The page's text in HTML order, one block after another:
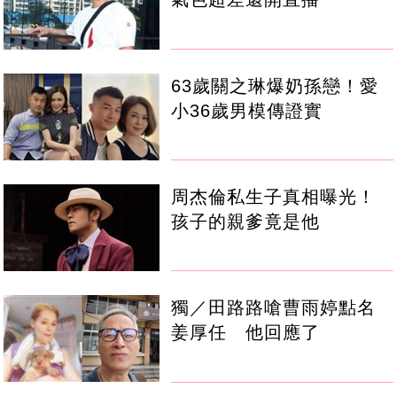
63歲關之琳爆奶孫戀！愛
小36歲男模傳證實
周杰倫私生子真相曝光！
孩子的親爹竟是他
獨／田路路嗆曹雨婷點名
姜厚任 他回應了